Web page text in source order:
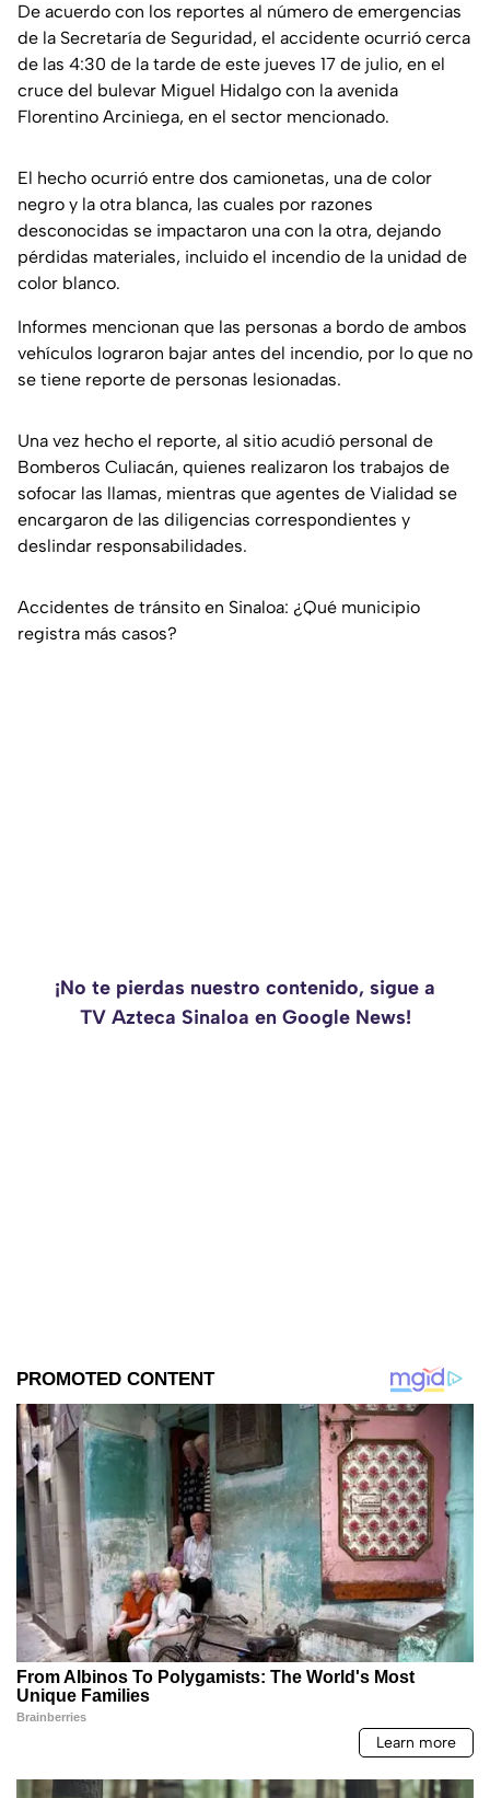
De acuerdo con los reportes al número de emergencias
de la Secretaría de Seguridad, el accidente ocurrió cerca
de las 4:30 de la tarde de este jueves 17 de julio, en el
cruce del bulevar Miguel Hidalgo con la avenida
Florentino Arciniega, en el sector mencionado.
El hecho ocurrió entre dos camionetas, una de color
negro y la otra blanca, las cuales por razones
desconocidas se impactaron una con la otra, dejando
pérdidas materiales, incluido el incendio de la unidad de
color blanco.
Informes mencionan que las personas a bordo de ambos
vehículos lograron bajar antes del incendio, por lo que no
se tiene reporte de personas lesionadas.
Una vez hecho el reporte, al sitio acudió personal de
Bomberos Culiacán, quienes realizaron los trabajos de
sofocar las llamas, mientras que agentes de Vialidad se
encargaron de las diligencias correspondientes y
deslindar responsabilidades.
Accidentes de tránsito en Sinaloa: ¿Qué municipio
registra más casos?
¡No te pierdas nuestro contenido, sigue a
TV Azteca Sinaloa en Google News!